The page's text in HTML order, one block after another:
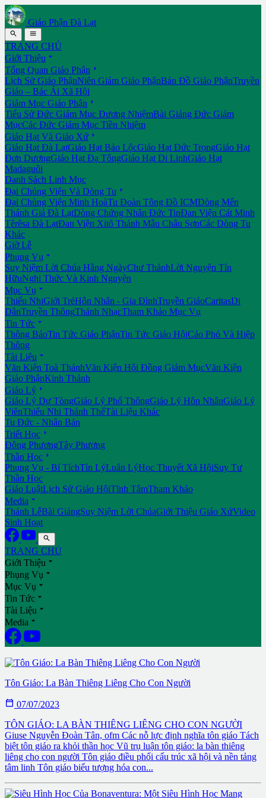
Giáo Phận Đà Lạt
 
TRANG CHỦ
Giới Thiệu 
Tổng Quan Giáo Phận 
Lịch Sử Giáo PhậnNiên Giám Giáo PhậnBản Đồ Giáo PhậnTruyền
Giáo – Bác Ái Xã Hội
Giám Mục Giáo Phận 
Tiểu Sử Đức Giám Mục Đương NhiệmBài Giảng Đức Giám
MụcCác Đức Giám Mục Tiền Nhiệm
Giáo Hạt Và Giáo Xứ 
Giáo Hạt Đà LạtGiáo Hạt Bảo LộcGiáo Hạt Đức TrọngGiáo Hạt
Đơn DươngGiáo Hạt Đạ TôngGiáo Hạt Di LinhGiáo Hạt
Madaguôi
Danh Sách Linh Mục
Đại Chủng Viện Và Dòng Tu 
Đại Chủng Viện Minh HoàTu Đoàn Tông Đồ ICMDòng Mến
Thánh Giá Đà LạtDòng Chứng Nhân Đức TinĐan Viện Cát Minh
Têrêsa Đà LạtĐan Viện Xitô Thánh Mẫu Châu SơnCác Dòng Tu
Khác
Giờ Lễ
Phụng Vụ 
Suy Niệm Lời Chúa Hằng NgàyChư ThánhLời Nguyện Tín
HữuNghi Thức Và Kinh Nguyện
Mục Vụ 
Thiếu NhiGiới TrẻHôn Nhân - Gia ĐìnhTruyền GiáoCaritasDi
DânTruyền ThôngThánh NhạcTham Khảo Mục Vụ
Tin Tức 
Thông BáoTin Tức Giáo PhậnTin Tức Giáo HộiCáo Phó Và Hiệp
Thông
Tài Liệu 
Văn Kiện Toà ThánhVăn Kiện Hội Đồng Giám MụcVăn Kiện
Giáo PhậnKinh Thánh
Giáo Lý 
Giáo Lý Dự TòngGiáo Lý Phổ ThôngGiáo Lý Hôn NhânGiáo Lý
ViênThiếu Nhi Thánh ThểTài Liệu Khác
Tu Đức - Nhân Bản
Triết Học 
Đông PhươngTây Phương
Thần Học 
Phụng Vụ - Bí TíchTín LýLuân LýHọc Thuyết Xã HộiSuy Tư
Thần Học
Giáo LuậtLịch Sử Giáo HộiTĩnh TâmTham Khảo
Media 
Thánh LễBài GiảngSuy Niệm Lời ChúaGiới Thiệu Giáo XứVideo
Sinh Hoạt

TRANG CHỦ
Giới Thiệu 
Phụng Vụ 
Mục Vụ 
Tin Tức 
Tài Liệu 
Media 
Luật Tự Nhiên: Vấn Đề Tiến Hóa & Tổn Tại Của Thiên Chúa
Tôn Giáo: La Bàn Thiêng Liêng Cho Con Người
 07/07/2023
TÔN GIÁO: LA BÀN THIÊNG LIÊNG CHO CON NGƯỜI
Giuse Nguyễn Đoàn Tân, ofm Các nỗ lực định nghĩa tôn giáo Tách
biệt tôn giáo ra khỏi thần học Vũ trụ luận tôn giáo: la bàn thiêng
liêng cho con người Tôn giáo điều phối cấu trúc xã hội và nền tảng
tâm linh Tôn giáo biểu tượng hóa con...